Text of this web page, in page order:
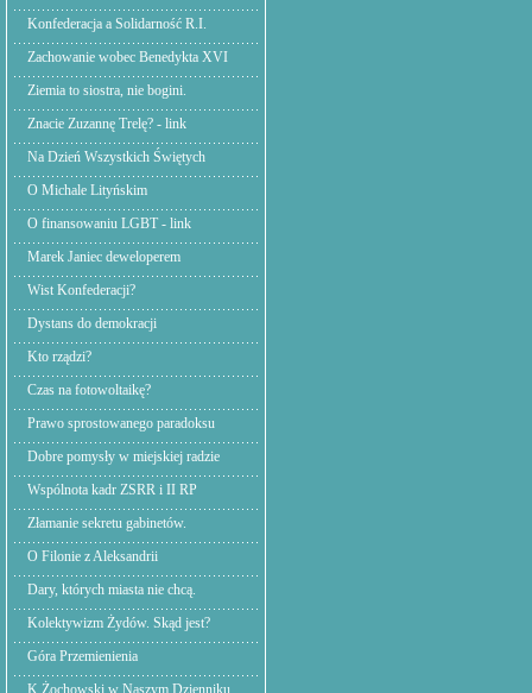
Konfederacja a Solidarność R.I.
Zachowanie wobec Benedykta XVI
Ziemia to siostra, nie bogini.
Znacie Zuzannę Trelę? - link
Na Dzień Wszystkich Świętych
O Michale Lityńskim
O finansowaniu LGBT - link
Marek Janiec deweloperem
Wist Konfederacji?
Dystans do demokracji
Kto rządzi?
Czas na fotowoltaikę?
Prawo sprostowanego paradoksu
Dobre pomysły w miejskiej radzie
Wspólnota kadr ZSRR i II RP
Złamanie sekretu gabinetów.
O Filonie z Aleksandrii
Dary, których miasta nie chcą.
Kolektywizm Żydów. Skąd jest?
Góra Przemienienia
K.Żochowski w Naszym Dzienniku